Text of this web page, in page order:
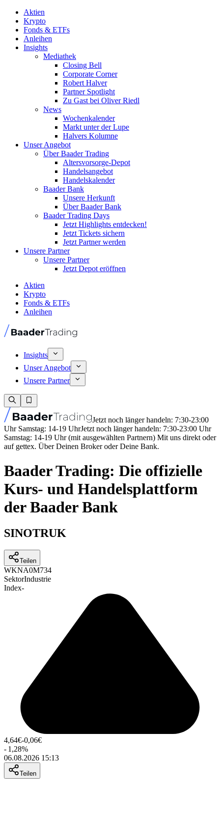
Aktien
Krypto
Fonds & ETFs
Anleihen
Insights
Mediathek
Closing Bell
Corporate Corner
Robert Halver
Partner Spotlight
Zu Gast bei Oliver Riedl
News
Wochenkalender
Markt unter der Lupe
Halvers Kolumne
Unser Angebot
Über Baader Trading
Altersvorsorge-Depot
Handelsangebot
Handelskalender
Baader Bank
Unsere Herkunft
Über Baader Bank
Baader Trading Days
Jetzt Highlights entdecken!
Jetzt Tickets sichern
Jetzt Partner werden
Unsere Partner
Unsere Partner
Jetzt Depot eröffnen
Aktien
Krypto
Fonds & ETFs
Anleihen
Insights
Unser Angebot
Unsere Partner
Jetzt noch länger handeln: 7:30-23:00
Uhr Samstag: 14-19 UhrJetzt noch länger handeln: 7:30-23:00 Uhr
Samstag: 14-19 Uhr (mit ausgewählten Partnern) Mit uns direkt oder
auf gettex. Über Deinen Broker oder Deine Bank.
Baader Trading: Die offizielle
Kurs- und Handelsplattform
der Baader Bank
SINOTRUK
Teilen
WKNA0M734
SektorIndustrie
Index-
4,64€-0,06€
- 1,28%
06.08.2026 15:13
Teilen